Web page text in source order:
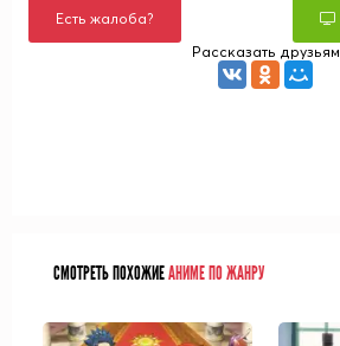
Есть жалоба?
Рассказать друзьям
СМОТРЕТЬ ПОХОЖИЕАНИМЕ ПО ЖАНРУ